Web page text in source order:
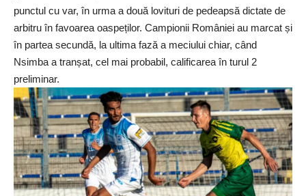
punctul cu var, în urma a două lovituri de pedeapsă dictate de
arbitru în favoarea oaspeților. Campionii României au marcat și
în partea secundă, la ultima fază a meciului chiar, când
Nsimba a tranșat, cel mai probabil, calificarea în turul 2
preliminar.